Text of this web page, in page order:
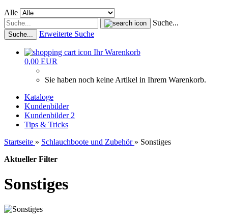
Alle
Suche...
Suche... Erweiterte Suche
Ihr Warenkorb
0,00 EUR
Sie haben noch keine Artikel in Ihrem Warenkorb.
Kataloge
Kundenbilder
Kundenbilder 2
Tips & Tricks
Startseite » Schlauchboote und Zubehör » Sonstiges
Aktueller Filter
Sonstiges